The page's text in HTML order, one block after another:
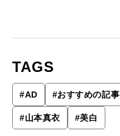
TAGS
#AD #おすすめの記事
#山本真衣 #美白